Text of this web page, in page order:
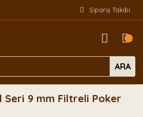
Sipariş Takibi
ARA
Seri 9 mm Filtreli Poker